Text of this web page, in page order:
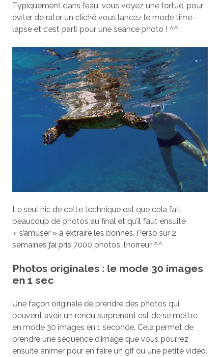
Typiquement dans l’eau, vous voyez une tortue, pour
éviter de rater un cliché vous lancez le mode time-
lapse et c’est parti pour une séance photo ! ^^
Le seul hic de cette technique est que cela fait
beaucoup de photos au final et qu’il faut ensuite
« s’amuser » à extraire les bonnes. Perso sur 2
semaines j’ai pris 7000 photos, l’horreur ^^
Photos originales : le mode 30 images
en 1 sec
Une façon originale de prendre des photos qui
peuvent avoir un rendu surprenant est de se mettre
en mode 30 images en 1 seconde. Cela permet de
prendre une séquence d’image que vous pourrez
ensuite animer pour en faire un gif ou une petite vidéo.